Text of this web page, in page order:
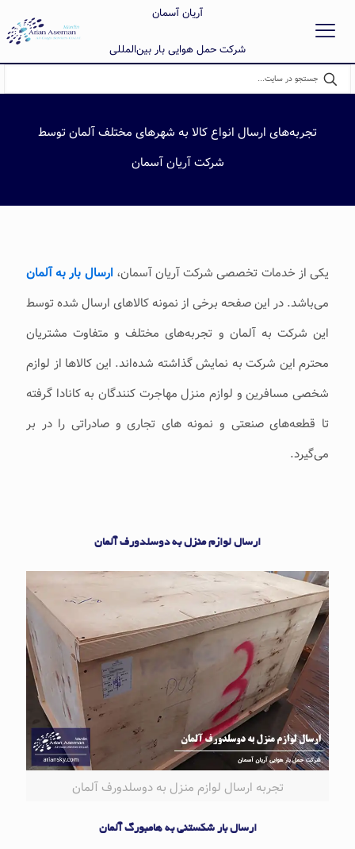
آریان آسمان
شرکت حمل هوایی بار بین‌المللی
تجربه‌های ارسال انواع کالا به شهرهای مختلف آلمان توسط
شرکت آریان آسمان
یکی از خدمات تخصصی شرکت آریان آسمان، ارسال بار به آلمان
می‌باشد. در این صفحه برخی از نمونه کالاهای ارسال شده توسط
این شرکت به آلمان و تجربه‌های مختلف و متفاوت مشتریان
محترم این شرکت به نمایش گذاشته شده‌اند. این کالاها از لوازم
شخصی مسافرین و لوازم منزل مهاجرت کنندگان به کانادا گرفته
تا قطعه‌های صنعتی و نمونه های تجاری و صادراتی را در بر
می‌گیرد.
ارسال لوازم منزل به دوسلدورف آلمان
تجربه ارسال لوازم منزل به دوسلدورف آلمان
ارسال بار شکستنی به هامبورگ آلمان